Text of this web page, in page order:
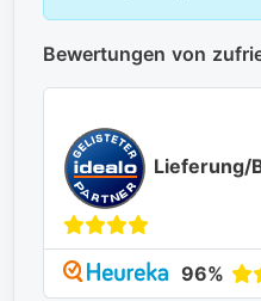
Bewertungen von
Lieferung/
96%